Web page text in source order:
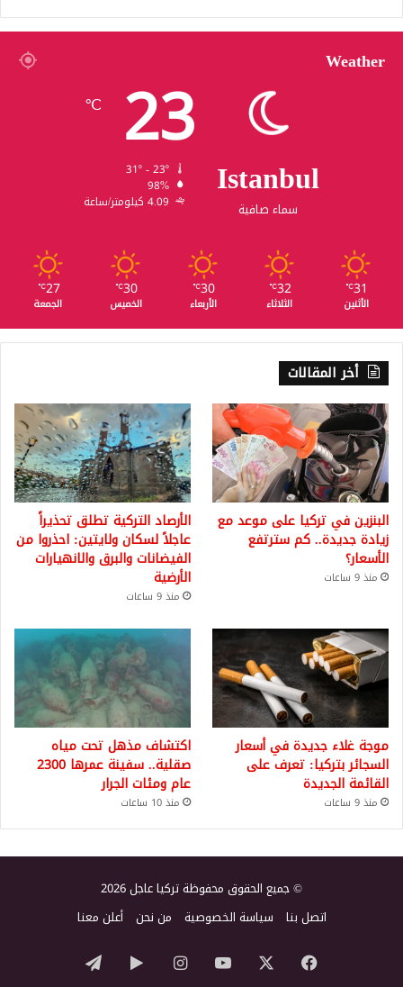
Weather
Istanbul
سماء صافية
23
℃
98%
4.09 كيلومتر/ساعة
31
℃
الأثنين
32
℃
الثلاثاء
30
℃
الأربعاء
30
℃
الخميس
27
℃
الجمعة
أخر المقالات
البنزين في تركيا على موعد مع
زيادة جديدة.. كم سترتفع
الأسعار؟
منذ 9 ساعات
الأرصاد التركية تطلق تحذيراً
عاجلاً لسكان ولايتين: احذروا من
الفيضانات والبرق والانهيارات
الأرضية
منذ 9 ساعات
موجة غلاء جديدة في أسعار
السجائر بتركيا: تعرف على
القائمة الجديدة
منذ 9 ساعات
اكتشاف مذهل تحت مياه
صقلية.. سفينة عمرها 2300
عام ومئات الجرار
منذ 10 ساعات
© جميع الحقوق محفوظة تركيا عاجل 2026
اتصل بنا سياسة الخصوصية من نحن أعلن معنا
فيسبوك ‫YouTubeانستقرام‏Googleتيلقرام